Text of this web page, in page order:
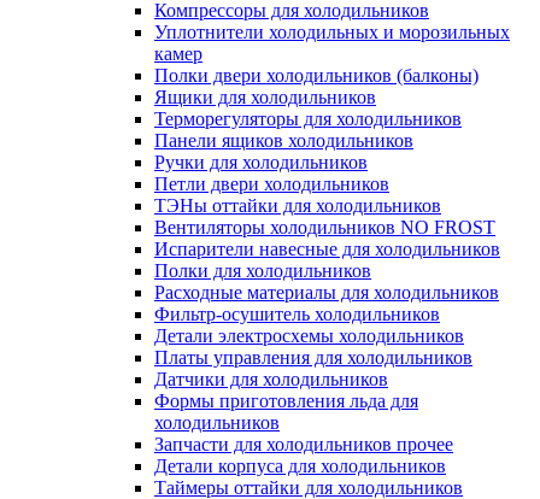
Компрессоры для холодильников
Уплотнители холодильных и морозильных
камер
Полки двери холодильников (балконы)
Ящики для холодильников
Терморегуляторы для холодильников
Панели ящиков холодильников
Ручки для холодильников
Петли двери холодильников
ТЭНы оттайки для холодильников
Вентиляторы холодильников NO FROST
Испарители навесные для холодильников
Полки для холодильников
Расходные материалы для холодильников
Фильтр-осушитель холодильников
Детали электросхемы холодильников
Платы управления для холодильников
Датчики для холодильников
Формы приготовления льда для
холодильников
Запчасти для холодильников прочее
Детали корпуса для холодильников
Таймеры оттайки для холодильников